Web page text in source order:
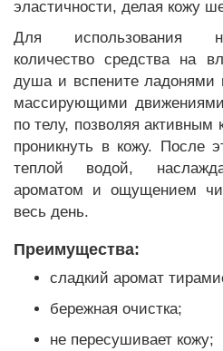
эластичности, делая кожу
Для использования
количество средства на
душа и вспените ладонями
массирующими движениями
по телу, позволяя активным
проникнуть в кожу. После
теплой водой,
ароматом и ощущением
весь день.
Преимущества:
сладкий аромат
бережная очистка;
не пересушивает кожу;